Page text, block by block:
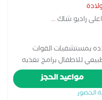
راديو شاك...
بمستشفيات القوات
للاطفال برامج تغذيه
متابعه النمو الجسدي
مواعيد الحجز
الحضور